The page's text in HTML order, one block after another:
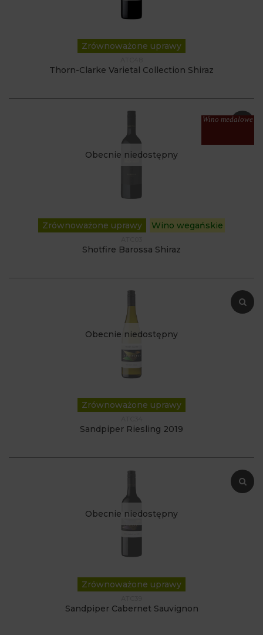
Zrównoważone uprawy
Thorn-Clarke Varietal Collection Shiraz
Obecnie niedostępny
Wino medalowe
Zrównoważone uprawy Wino wegańskie
Shotfire Barossa Shiraz
Obecnie niedostępny
Zrównoważone uprawy
Sandpiper Riesling 2019
Obecnie niedostępny
Zrównoważone uprawy
Sandpiper Cabernet Sauvignon